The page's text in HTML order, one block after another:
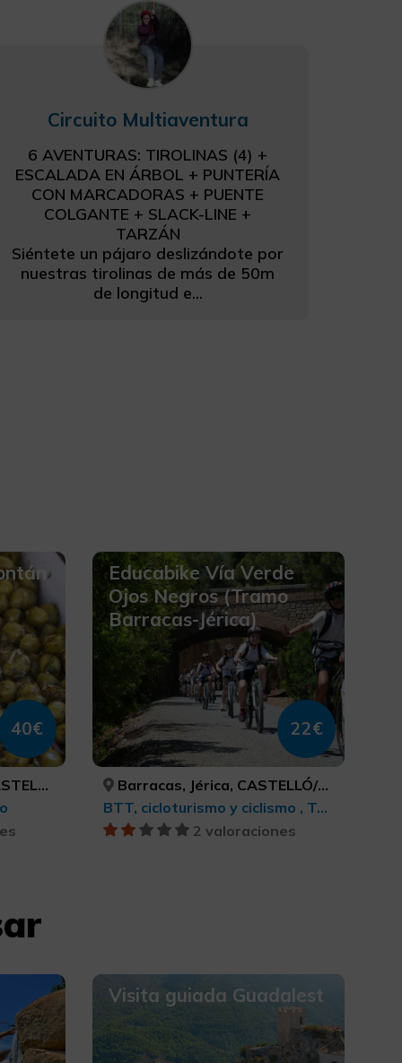
Circuito Multiaventura
6 AVENTURAS: TIROLINAS (4) +
ESCALADA EN ÁRBOL + PUNTERÍA
CON MARCADORAS + PUENTE
COLGANTE + SLACK-LINE +
TARZÁN
Siéntete un pájaro deslizándote por
nuestras tirolinas de más de 50m
de longitud e...
40€
Educabike Vía Verde
Ojos Negros (Tramo
Barracas-Jérica)
22€
Barracas, Jérica, CASTELLÓ/CASTELLÓN, CASTELLÓ/CASTELLÓN
BTT, cicloturismo y ciclismo , Turismo deportivo
2 valoraciones
Visita guiada Guadalest